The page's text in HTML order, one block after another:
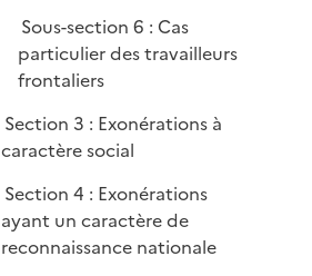
Sous-section 6 : Cas
particulier des travailleurs
frontaliers
Section 3 : Exonérations à
caractère social
Section 4 : Exonérations
ayant un caractère de
reconnaissance nationale